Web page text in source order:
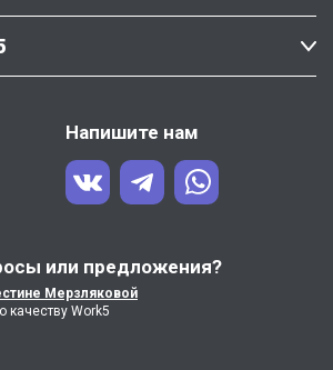
Напишите нам
или предложения?
Мерзляковой
качеству Work5